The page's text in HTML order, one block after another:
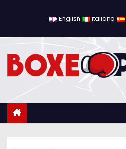
l
English Italiano